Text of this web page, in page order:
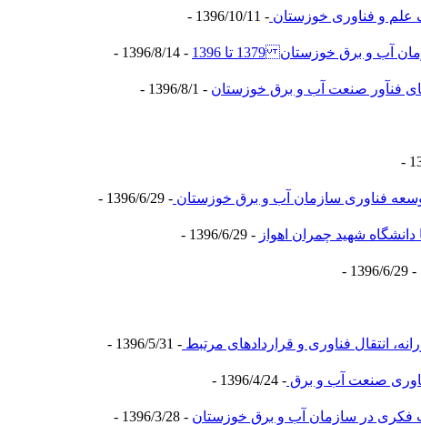
علم و فناوری خوزستان - 1396/10/11 -
برق خوزستان 1379 تا 1396 - 1396/8/14 -
فنآور صنعت آب و برق خوزستان - 1396/8/1 -
فناوری سازمان آب و برق خوزستان - 1396/6/29 -
دانشگاه شهید چمران اهواز - 1396/6/29 -
- 1396/6/29 -
- 1396/5/31 -
صنعت آب و برق - 1396/4/24 -
فکری در سازمان آب و برق خوزستان - 1396/3/28 -